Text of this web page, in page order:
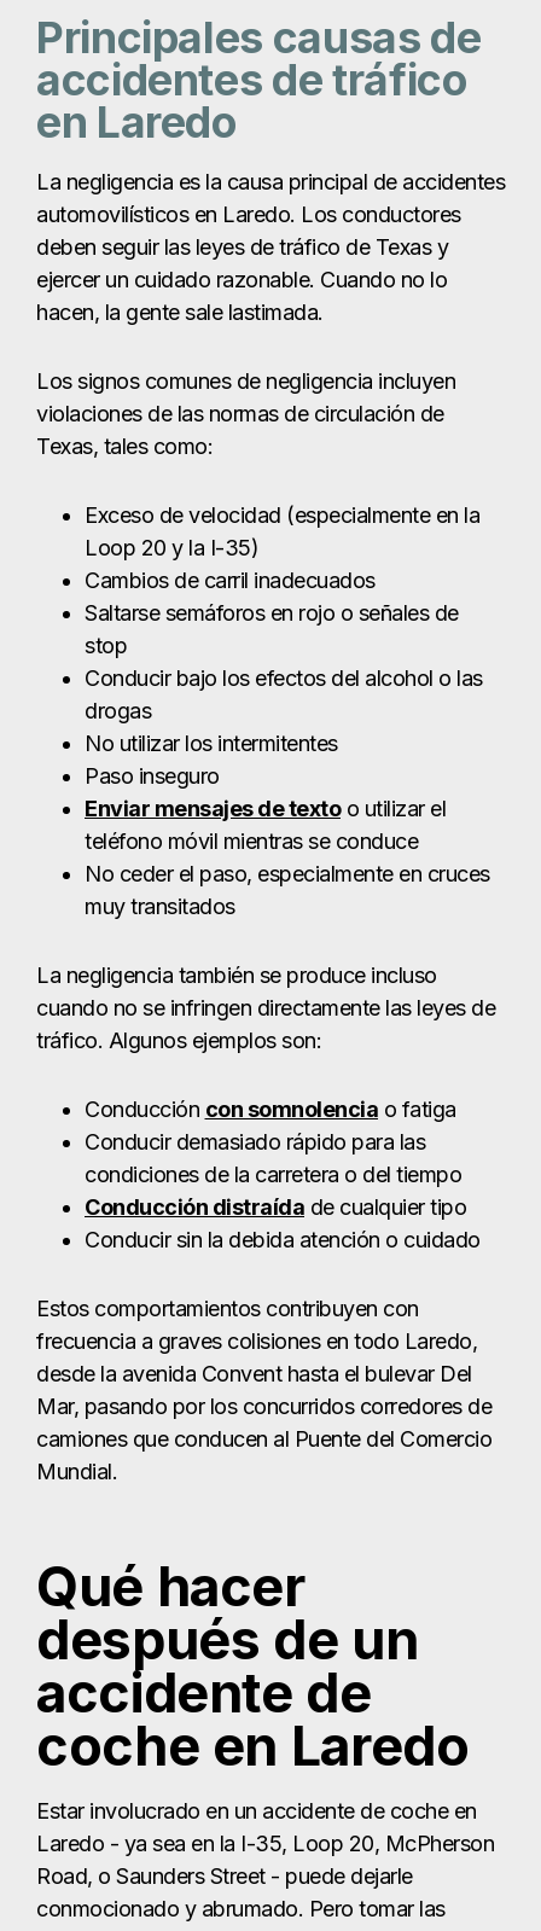
ejercer un cuidado razonable. Cuando no lo
hacen, la gente sale lastimada.
Los signos comunes de negligencia incluyen
Texas, tales como:
Exceso de velocidad (especialmente en la
Loop 20 y la I-35)
Cambios de carril inadecuados
stop
Conducir bajo los efectos del alcohol o las
drogas
Paso inseguro
Enviar mensajes de texto
teléfono móvil mientras se conduce
No ceder el paso, especialmente en cruces
muy transitados
La negligencia también se produce incluso
cuando no se infringen directamente las leyes de
tráfico. Algunos ejemplos son:
Conduccióncon somnolenciao fatiga
Conducir demasiado rápido para las
condiciones de la carretera o del tiempo
Conducir sin la debida atención o cuidado
Estos comportamientos contribuyen con
desde la avenida Convent hasta el bulevar Del
Mar, pasando por los concurridos corredores de
camiones que conducen al Puente del Comercio
Mundial.
Qué hacer
después de un
accidente de
coche en Laredo
Laredo - ya sea en la I-35, Loop 20, McPherson
Road, o Saunders Street - puede dejarle
conmocionado y abrumado. Pero tomar las
medidas adecuadas inmediatamente después del
accidente puede fortalecer en gran medida su
demanda por lesiones.
Si eres físicamente capaz, inténtalo:
Compruebe si usted y sus pasajeros
presentan lesiones.